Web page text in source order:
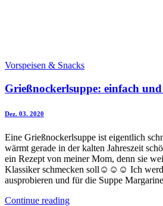
Vorspeisen & Snacks
Grießnockerlsuppe: einfach und
Dez. 03. 2020
Eine Grießnockerlsuppe ist eigentlich
wärmt gerade in der kalten Jahreszeit
ein Rezept von meiner Mom, denn sie
Klassiker schmecken soll☺☺☺ Ich
ausprobieren und für die Suppe
Continue reading